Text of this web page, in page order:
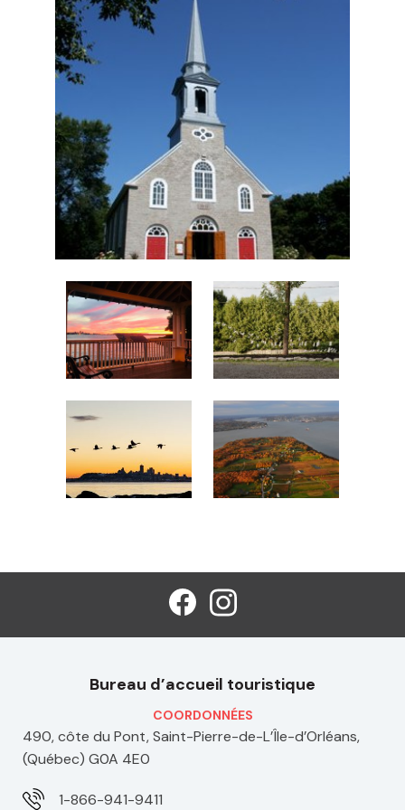
Bureau d’accueil touristique
COORDONNÉES
490, côte du Pont, Saint-Pierre-de-L’Île-d’Orléans,
(Québec) G0A 4E0
1-866-941-9411